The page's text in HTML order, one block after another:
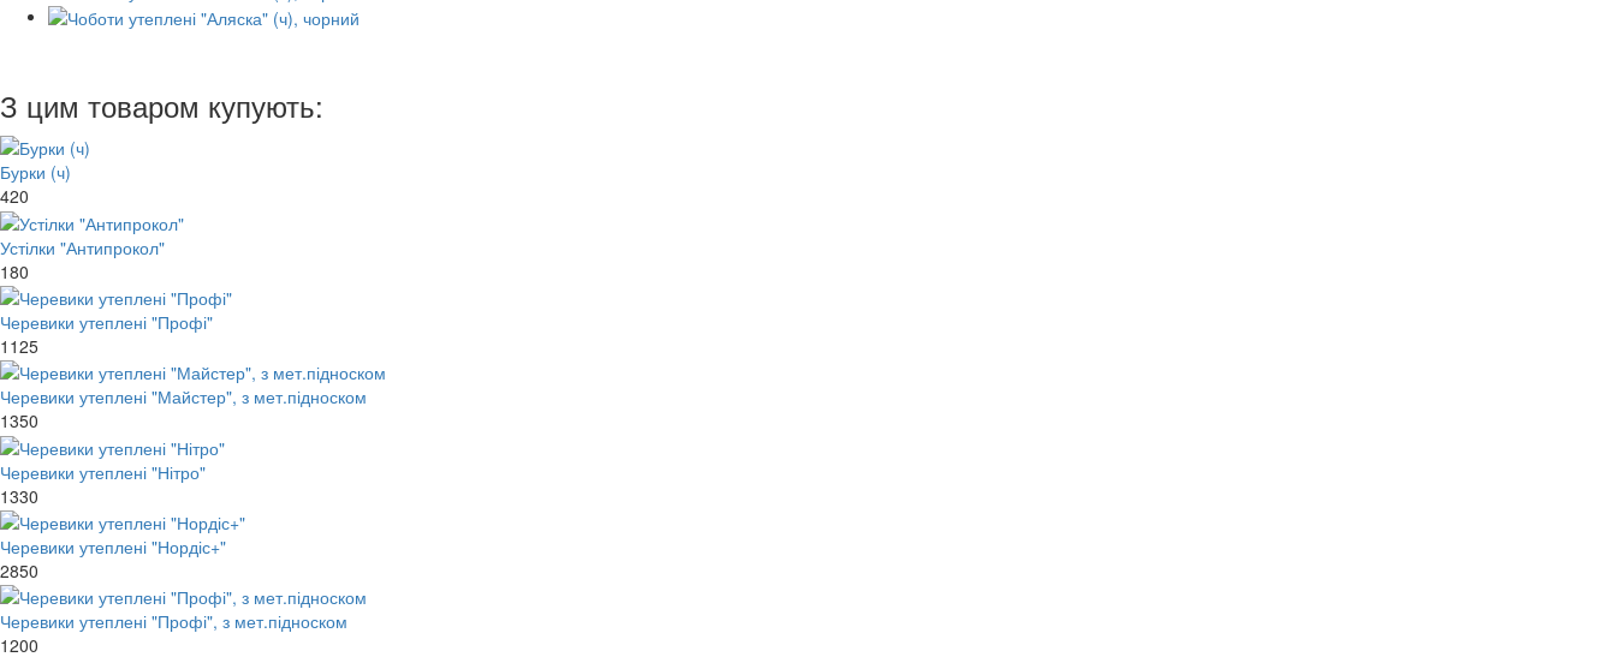
З цим товаром купують:
Бурки (ч)
420
Устілки "Антипрокол"
180
Черевики утеплені "Профі"
1125
Черевики утеплені "Майстер", з мет.підноском
1350
Черевики утеплені "Нітро"
1330
Черевики утеплені "Нордіс+"
2850
Черевики утеплені "Профі", з мет.підноском
1200